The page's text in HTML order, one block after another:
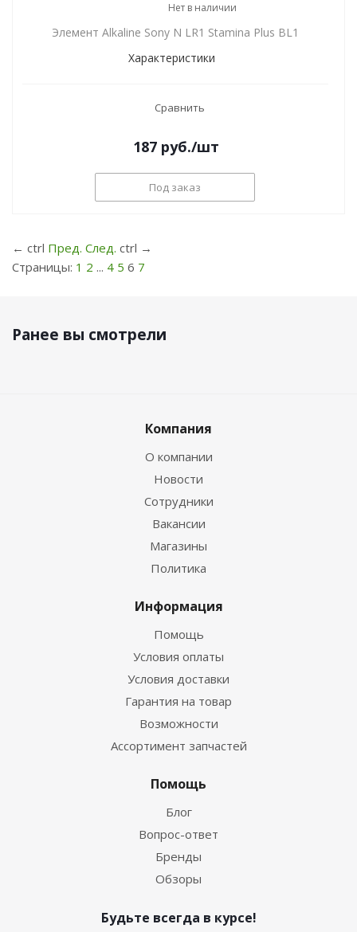
Нет в наличии
Элемент Alkaline Sony N LR1 Stamina Plus BL1
Характеристики
Сравнить
187руб./шт
Под заказ
← ctrl Пред. След. ctrl →
Страницы: 1 2 ... 4 5 6 7
Ранее вы смотрели
Компания
О компании
Новости
Сотрудники
Вакансии
Магазины
Политика
Информация
Помощь
Условия оплаты
Условия доставки
Гарантия на товар
Возможности
Ассортимент запчастей
Помощь
Блог
Вопрос-ответ
Бренды
Обзоры
Будьте всегда в курсе!